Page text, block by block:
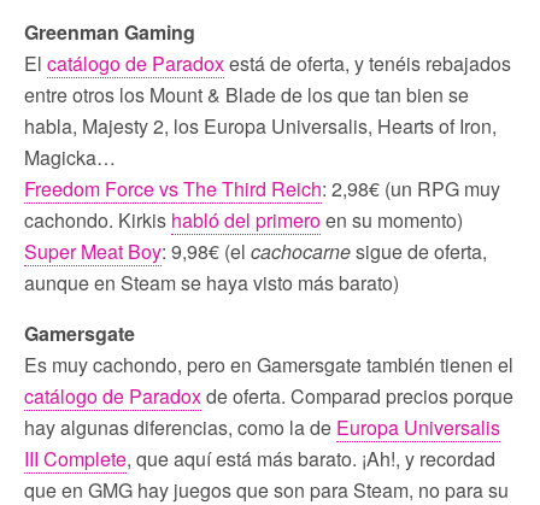
Greenman Gaming
El catálogo de Paradoxestá de oferta, y tenéis rebajados
entre otros los Mount & Blade de los que tan bien se
habla, Majesty 2, los Europa Universalis, Hearts of Iron,
Magicka…
Freedom Force vs The Third Reich: 2,98€ (un RPG muy
cachondo. Kirkis habló del primeroen su momento)
Super Meat Boy: 9,98€ (el cachocarnesigue de oferta,
aunque en Steam se haya visto más barato)
Gamersgate
Es muy cachondo, pero en Gamersgate también tienen el
catálogo de Paradoxde oferta. Comparad precios porque
hay algunas diferencias, como la de Europa Universalis
III Complete, que aquí está más barato. ¡Ah!, y recordad
que en GMG hay juegos que son para Steam, no para su